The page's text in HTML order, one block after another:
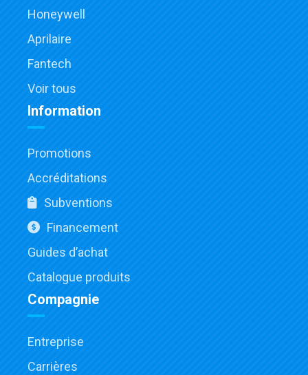
Honeywell
Aprilaire
Fantech
Voir tous
Information
Promotions
Accréditations
Subventions
Financement
Guides d’achat
Catalogue produits
Compagnie
Entreprise
Carrières